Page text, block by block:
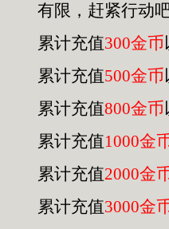
有限，赶紧行动
累计充值300金币
累计充值500金币
累计充值800金币
累计充值1000金
累计充值2000金
累计充值3000金